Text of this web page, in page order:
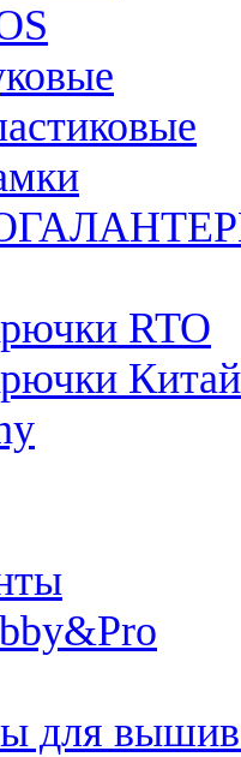
RTO
Китай
для